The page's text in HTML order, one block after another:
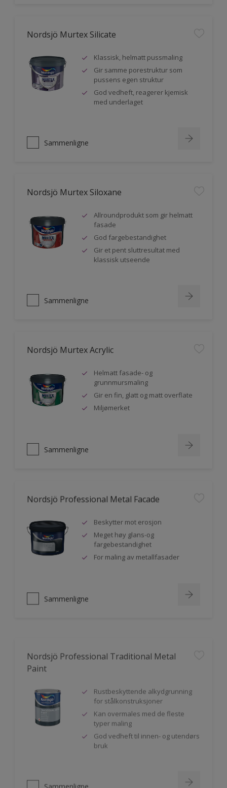
Nordsjö Murtex Silicate
Klassisk, helmatt pussmaling
Gir samme porestruktur som
pussens egen struktur
God vedheft, reagerer kjemisk
med underlaget
Sammenligne
Nordsjö Murtex Siloxane
Allroundprodukt som gir helmatt
fasade
God fargebestandighet
Gir et pent sluttresultat med
klassisk utseende
Sammenligne
Nordsjö Murtex Acrylic
Helmatt fasade- og
grunnmursmaling
Gir en fin, glatt og matt overflate
Miljømerket
Sammenligne
Nordsjö Professional Metal Facade
Beskytter mot erosjon
Meget høy glans-og
fargebestandighet
For maling av metallfasader
Sammenligne
Paint
for stålkonstruksjoner
Kan overmales med de fleste
typer maling
God vedheft til innen- og utendørs
bruk